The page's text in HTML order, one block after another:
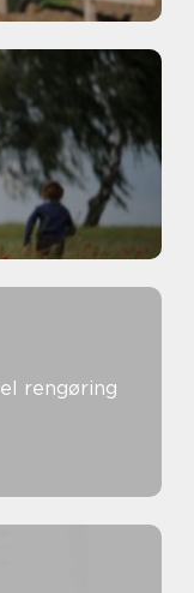
rengøring